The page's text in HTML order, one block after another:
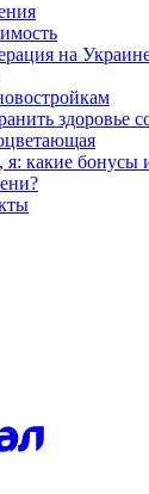
на
здоровье